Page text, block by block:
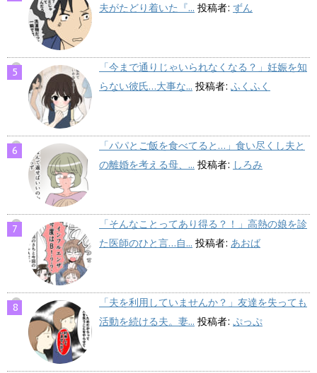
夫がたどり着いた『... 投稿者: ずん
「今まで通りじゃいられなくなる？」妊娠を知
らない彼氏…大事な... 投稿者: ふくふく
「パパとご飯を食べてると…」食い尽くし夫と
の離婚を考える母、... 投稿者: しろみ
「そんなことってあり得る？！」高熱の娘を診
た医師のひと言…自... 投稿者: あおば
「夫を利用していませんか？」友達を失っても
活動を続ける夫。妻... 投稿者: ぷっぷ